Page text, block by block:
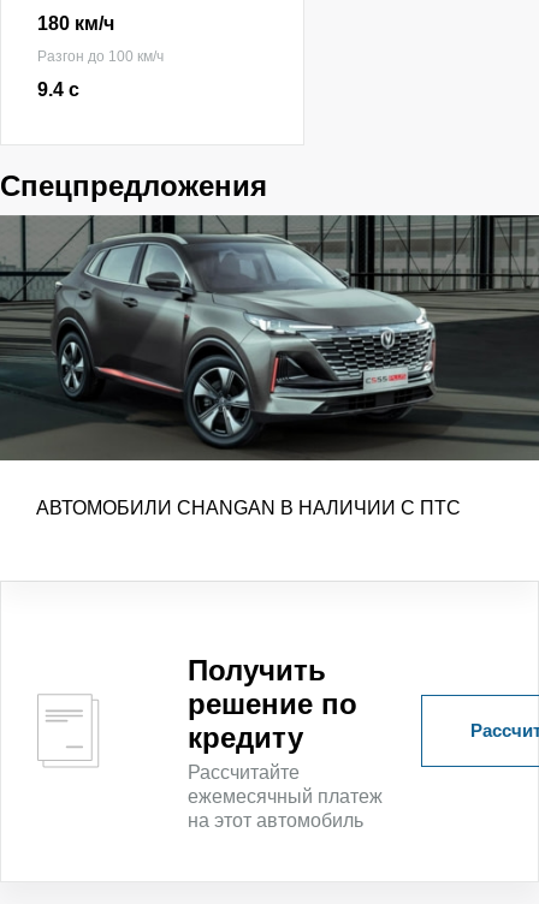
180 км/ч
Разгон до 100 км/ч
9.4 с
Спецпредложения
АВТОМОБИЛИ CHANGAN В НАЛИЧИИ С ПТС
Получить
решение по
кредиту
Рассчитайте
ежемесячный платеж
на этот автомобиль